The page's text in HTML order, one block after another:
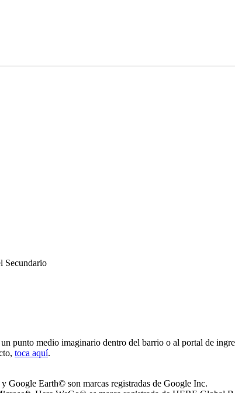
Secundario
punto medio imaginario dentro del barrio o al portal de
toca aquí.
Google Earth© son marcas registradas de Google Inc.